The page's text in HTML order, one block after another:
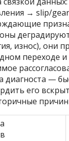
→ slip/
износ), они
переходе
диагноста —
его